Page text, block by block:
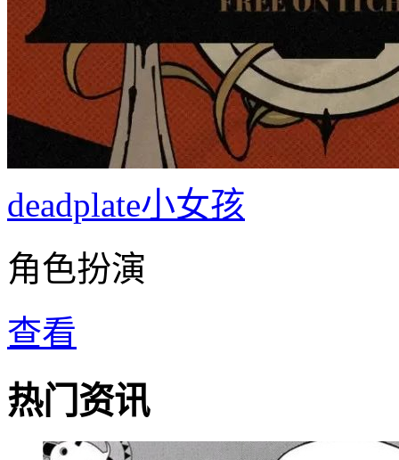
deadplate小女孩
角色扮演
查看
热门资讯